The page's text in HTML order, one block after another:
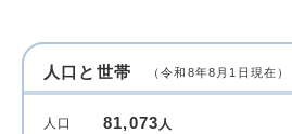
人口と世帯 （令和8年8月1日現在）
人口 81,073人